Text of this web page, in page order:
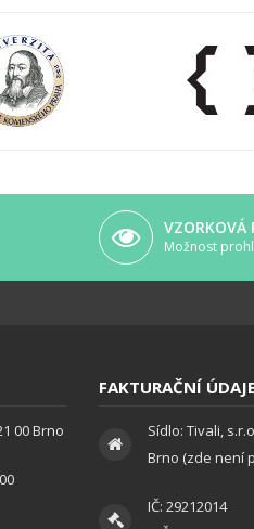
VZORKOVÁ
Možnost
00 Brno
FAKTURAČNÍ ÚDAJE
Sídlo: Tivali,
Brno (zde není
IČ: 29212014